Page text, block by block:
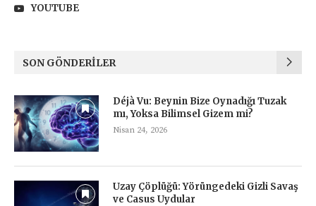
YOUTUBE
SON GÖNDERILER
Déjà Vu: Beynin Bize Oynadığı Tuzak
mı, Yoksa Bilimsel Gizem mi?
Nisan 24, 2026
Uzay Çöplüğü: Yörüngedeki Gizli Savaş
ve Casus Uydular